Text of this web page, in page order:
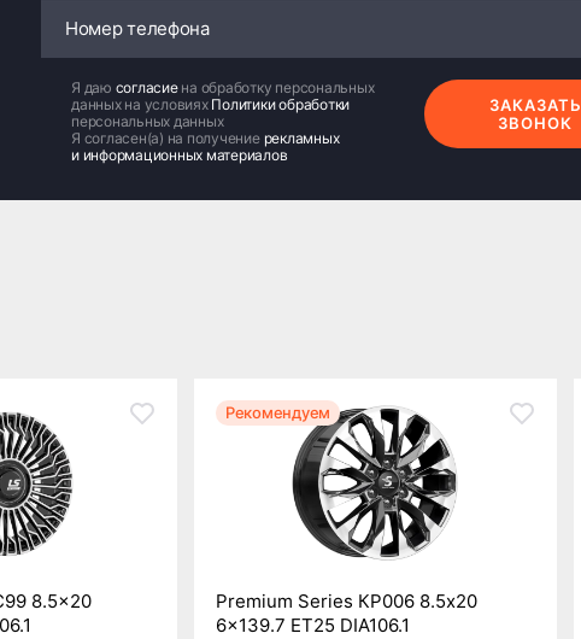
Я даю согласие на обработку персональных
данных на условиях Политики обработки
персональных данных
Я согласен(а) на получение рекламных
и информационных материалов
ЗАКАЗАТЬ
ЗВОНОК
8.5x20
Рекомендуем
Premium Series КР006 8.5x20
6x139.7 ET25 DIA106.1